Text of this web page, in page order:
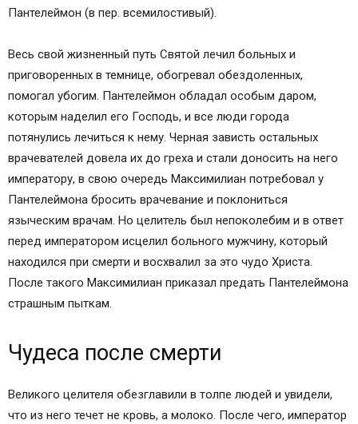
Пантелеймон (в пер. всемилостивый).
Весь свой жизненный путь Святой лечил больных и
приговоренных в темнице, обогревал обездоленных,
помогал убогим. Пантелеймон обладал особым даром,
которым наделил его Господь, и все люди города
потянулись лечиться к нему. Черная зависть остальных
врачевателей довела их до греха и стали доносить на него
императору, в свою очередь Максимилиан потребовал у
Пантелеймона бросить врачевание и поклониться
языческим врачам. Но целитель был непоколебим и в ответ
перед императором исцелил больного мужчину, который
находился при смерти и восхвалил за это чудо Христа.
После такого Максимилиан приказал предать Пантелеймона
страшным пыткам.
Чудеса после смерти
Великого целителя обезглавили в толпе людей и увидели,
что из него течет не кровь, а молоко. После чего, император